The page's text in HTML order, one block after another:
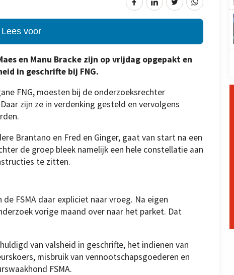
Lees voor
en Manu Bracke zijn op vrijdag opgepakt en
in geschrifte bij FNG.
FNG, moesten bij de onderzoeksrechter
zijn ze in verdenking gesteld en vervolgens
Brantano en Fred en Ginger, gaat van start na een
de groep bleek namelijk een hele constellatie aan
te zitten.
FSMA daar expliciet naar vroeg. Na eigen
vorige maand over naar het parket. Dat
van valsheid in geschrifte, het indienen van
misbruik van vennootschapsgoederen en
FSMA.